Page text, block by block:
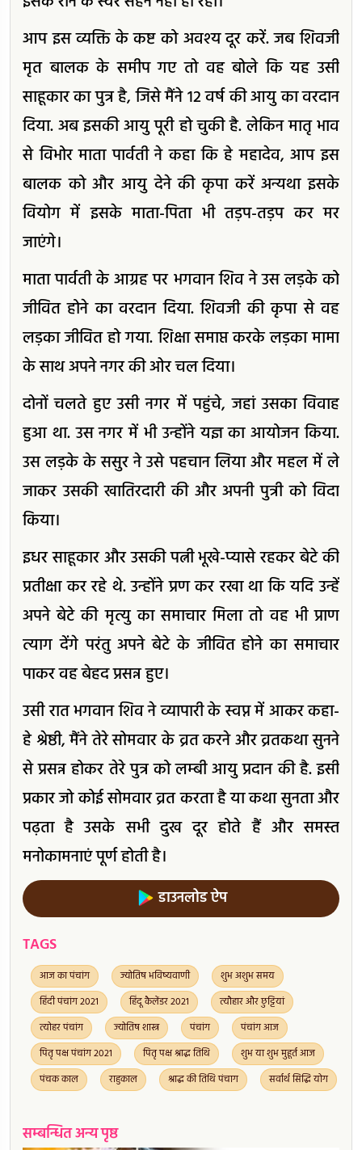
आप इस व्यक्ति के कष्ट को अवश्य दूर करें. जब शिवजी
मृत बालक के समीप गए तो वह बोले कि यह उसी
साहूकार का पुत्र है, जिसे मैंने 12 वर्ष की आयु का वरदान
दिया. अब इसकी आयु पूरी हो चुकी है. लेकिन मातृ भाव
से विभोर माता पार्वती ने कहा कि हे महादेव, आप इस
बालक को और आयु देने की कृपा करें अन्यथा इसके
वियोग में इसके माता-पिता भी तड़प-तड़प कर मर
जाएंगे।
माता पार्वती के आग्रह पर भगवान शिव ने उस लड़के को
जीवित होने का वरदान दिया. शिवजी की कृपा से वह
लड़का जीवित हो गया. शिक्षा समाप्त करके लड़का मामा
के साथ अपने नगर की ओर चल दिया।
दोनों चलते हुए उसी नगर में पहुंचे, जहां उसका विवाह
हुआ था. उस नगर में भी उन्होंने यज्ञ का आयोजन किया.
उस लड़के के ससुर ने उसे पहचान लिया और महल में ले
जाकर उसकी खातिरदारी की और अपनी पुत्री को विदा
किया।
इधर साहूकार और उसकी पत्नी भूखे-प्यासे रहकर बेटे की
प्रतीक्षा कर रहे थे. उन्होंने प्रण कर रखा था कि यदि उन्हें
अपने बेटे की मृत्यु का समाचार मिला तो वह भी प्राण
त्याग देंगे परंतु अपने बेटे के जीवित होने का समाचार
पाकर वह बेहद प्रसन्न हुए।
उसी रात भगवान शिव ने व्यापारी के स्वप्न में आकर कहा-
हे श्रेष्ठी, मैंने तेरे सोमवार के व्रत करने और व्रतकथा सुनने
से प्रसन्न होकर तेरे पुत्र को लम्बी आयु प्रदान की है. इसी
प्रकार जो कोई सोमवार व्रत करता है या कथा सुनता और
पढ़ता है उसके सभी दुख दूर होते हैं और समस्त
मनोकामनाएं पूर्ण होती है।
डाउनलोड ऐप
TAGS
आज का पंचांग ज्योतिष भविष्यवाणी
शुभ अशुभ समय
हिंदी पंचांग 2021
हिंदू कैलेंडर 2021
त्यौहार और छुट्टियां
त्योहर पंचांग
ज्योतिष शास्त्र पंचांग
पंचांग आज
पितृ पक्ष पंचांग 2021
पितृ पक्ष श्राद्ध तिथि
शुभ या शुभ मुहूर्त आज
पंचक काल
राहुकाल श्राद्ध की तिथि पंचाग सर्वार्थ सिद्धि योग
सम्बन्धित अन्य पृष्ठ